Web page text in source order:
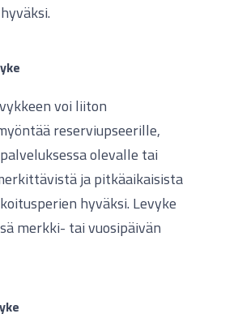
voi liiton
reserviupseerille,
olevalle tai
ja pitkäaikaisista
hyväksi. Levyke
merkki- tai vuosipäivän